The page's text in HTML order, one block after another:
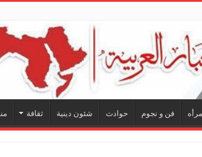
فن و نجوم حوادث شئون دينية ثقافة
ترسم م